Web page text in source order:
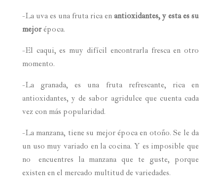
-La uva es una fruta rica en antioxidantes, y esta es su
mejorépoca.
-El caqui, es muy difícil encontrarla fresca en otro
momento.
-La granada, es una fruta refrescante, rica en
antioxidantes, y de sabor agridulce que cuenta cada
vez con más popularidad.
-La manzana, tiene su mejor época en otoño. Se le da
un uso muy variado en la cocina. Y es imposible que
no encuentres la manzana que te guste, porque
existen en el mercado multitud de variedades.